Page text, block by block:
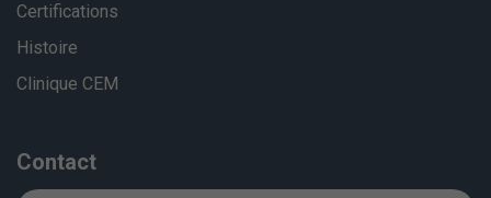
Certifications
Histoire
Clinique CEM
Contact